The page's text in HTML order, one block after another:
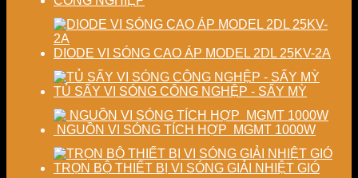
DIODE VI SÓNG CAO ÁP MODEL 2DL 25KV-2A
TỦ SẤY VI SÓNG CÔNG NGHỆP - SẤY MỲ
NGUỒN VI SÓNG TÍCH HỢP MGMT 1000W
TRỌN BỘ THIẾT BỊ VI SÓNG GIẢI NHIỆT GIÓ